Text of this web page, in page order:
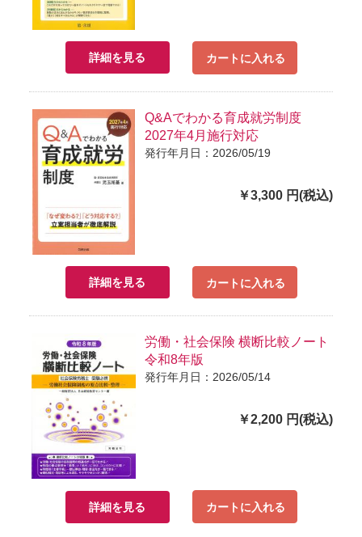
詳細を見る カートに入れる
Q&Aでわかる育成就労制度
2027年4月施行対応
発行年月日：2026/05/19
￥3,300 円(税込)
詳細を見る カートに入れる
労働・社会保険 横断比較ノート
令和8年版
発行年月日：2026/05/14
￥2,200 円(税込)
詳細を見る カートに入れる